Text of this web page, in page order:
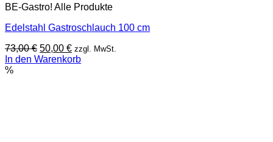
BE-Gastro! Alle Produkte
Edelstahl Gastroschlauch 100 cm
73,00€ Ursprünglicher
Preis
50,00 €Aktueller
Preis
zzgl. MwSt.
In den Warenkorb
%